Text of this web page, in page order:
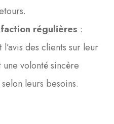
régulières :
des clients sur leur
volonté sincère
leurs besoins.